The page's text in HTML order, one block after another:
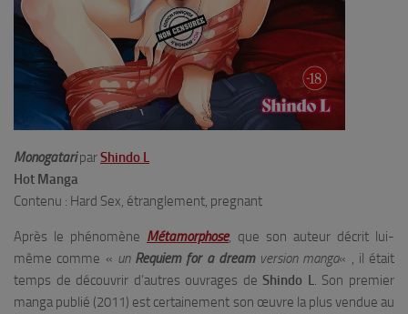
MonogatariparShindo L
Hot Manga
Contenu : Hard Sex, étranglement, pregnant
Après le phénomène Métamorphose, que son auteur décrit lui-
même comme « un Requiem for a dreamversion manga« , il était
temps de découvrir d’autres ouvrages deShindo L
. Son premier
manga publié (2011) est certainement son œuvre la plus vendue au